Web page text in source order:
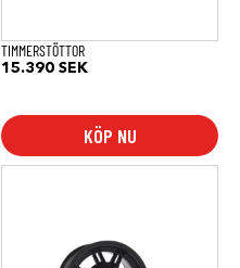
TIMMERSTÖTTOR
15.390 SEK
KÖP NU